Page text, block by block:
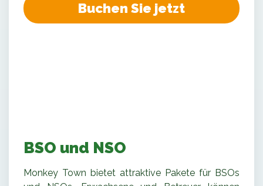
Buchen Sie jetzt
BSO und NSO
Monkey Town bietet attraktive Pakete für BSOs